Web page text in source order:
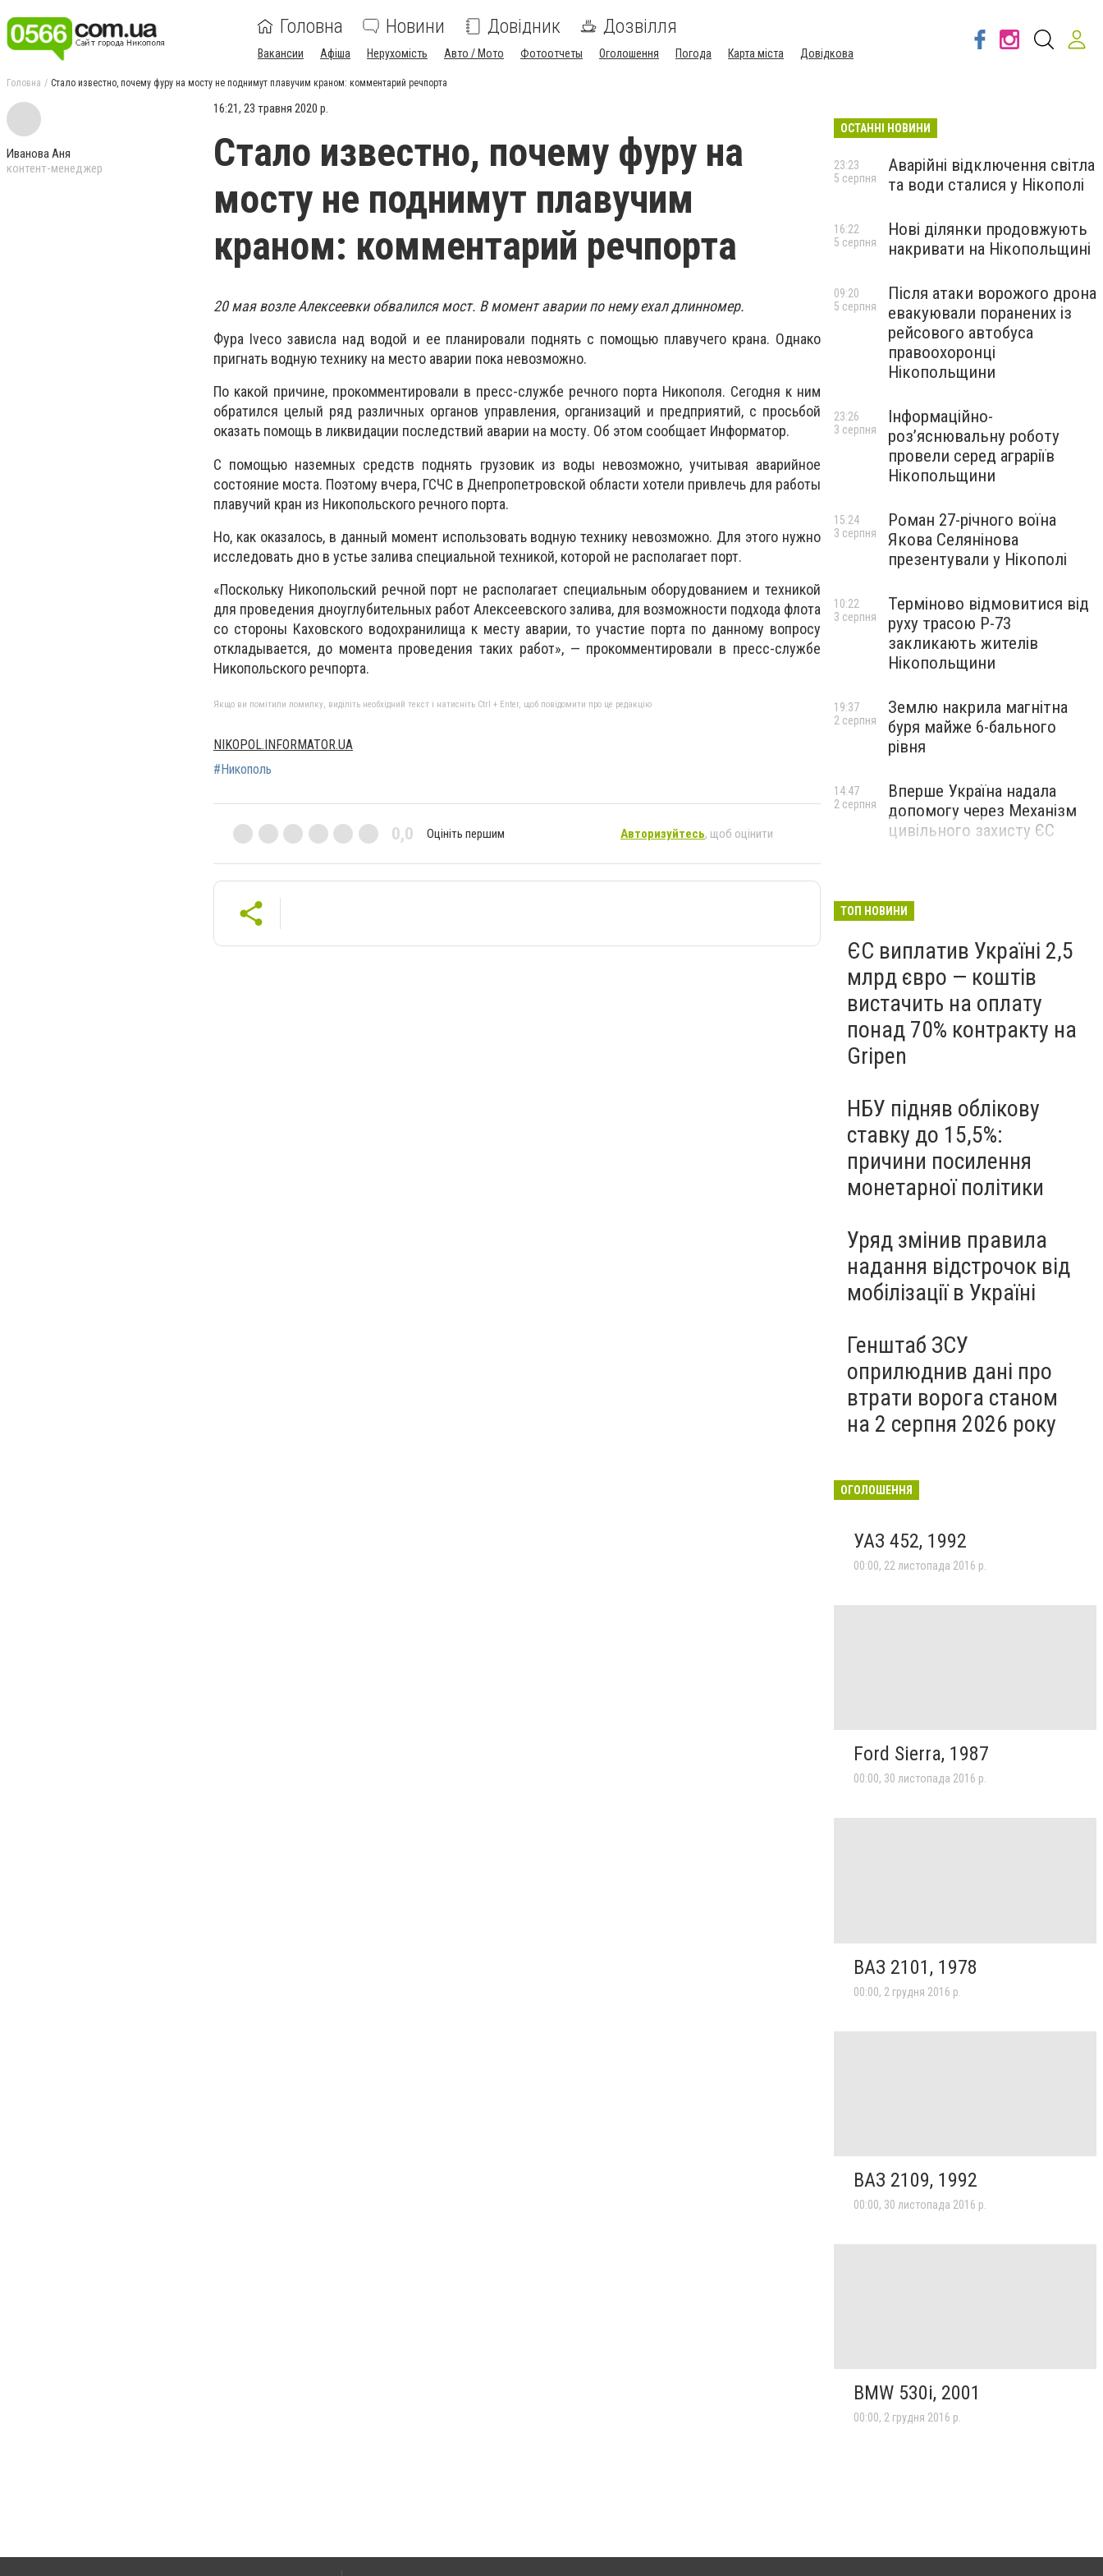
Головна Новини Довідник Дозвілля
Вакансии Афіша Нерухомість Авто / Мото Фотоотчеты Оголошення Погода Карта міста Довідкова
Головна Стало известно, почему фуру на мосту не поднимут плавучим краном: комментарий речпорта
Иванова Аня
контент-менеджер
16:21, 23 травня 2020 р.
Стало известно, почему фуру на
мосту не поднимут плавучим
краном: комментарий речпорта
20 мая возле Алексеевки обвалился мост. В момент аварии по нему ехал длинномер.
Фура Iveco зависла над водой и ее планировали поднять с помощью плавучего крана. Однако
пригнать водную технику на место аварии пока невозможно.
По какой причине, прокомментировали в пресс-службе речного порта Никополя. Сегодня к ним
обратился целый ряд различных органов управления, организаций и предприятий, с просьбой
оказать помощь в ликвидации последствий аварии на мосту. Об этом сообщает Информатор.
С помощью наземных средств поднять грузовик из воды невозможно, учитывая аварийное
состояние моста. Поэтому вчера, ГСЧС в Днепропетровской области хотели привлечь для работы
плавучий кран из Никопольского речного порта.
Но, как оказалось, в данный момент использовать водную технику невозможно. Для этого нужно
исследовать дно в устье залива специальной техникой, которой не располагает порт.
«Поскольку Никопольский речной порт не располагает специальным оборудованием и техникой
для проведения дноуглубительных работ Алексеевского залива, для возможности подхода флота
со стороны Каховского водохранилища к месту аварии, то участие порта по данному вопросу
откладывается, до момента проведения таких работ», — прокомментировали в пресс-службе
Никопольского речпорта.
Якщо ви помітили помилку, виділіть необхідний текст і натисніть Ctrl + Enter, щоб повідомити про це редакцію
NIKOPOL.INFORMATOR.UA
#Никополь
0,0 Оцініть першим Авторизуйтесь, щоб оцінити
ОСТАННІ НОВИНИ
Аварійні відключення світла
та води сталися у Нікополі
23:23
5 серпня
Нові ділянки продовжують
накривати на Нікопольщині
16:22
5 серпня
Після атаки ворожого дрона
евакуювали поранених із
рейсового автобуса
правоохоронці
Нікопольщини
09:20
5 серпня
Інформаційно-
роз’яснювальну роботу
провели серед аграріїв
Нікопольщини
23:26
3 серпня
Роман 27-річного воїна
Якова Селянінова
презентували у Нікополі
15:24
3 серпня
Терміново відмовитися від
руху трасою Р-73
закликають жителів
Нікопольщини
10:22
3 серпня
Землю накрила магнітна
буря майже 6-бального
рівня
19:37
2 серпня
Вперше Україна надала
допомогу через Механізм
цивільного захисту ЄС
14:47
2 серпня
ТОП НОВИНИ
ЄС виплатив Україні 2,5
млрд євро — коштів
вистачить на оплату
понад 70% контракту на
Gripen
НБУ підняв облікову
ставку до 15,5%:
причини посилення
монетарної політики
Уряд змінив правила
надання відстрочок від
мобілізації в Україні
Генштаб ЗСУ
оприлюднив дані про
втрати ворога станом
на 2 серпня 2026 року
ОГОЛОШЕННЯ
УАЗ 452, 1992
00:00, 22 листопада 2016 р.
Ford Sierra, 1987
00:00, 30 листопада 2016 р.
ВАЗ 2101, 1978
00:00, 2 грудня 2016 р.
ВАЗ 2109, 1992
00:00, 30 листопада 2016 р.
BMW 530i, 2001
00:00, 2 грудня 2016 р.